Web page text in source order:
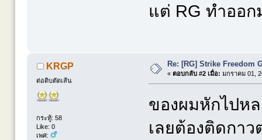
แต่ RG ทำออ
KRGP
ต่อดิบตัดเส้น
กระทู้: 58
Like: 0
เพศ:
Re: [RG] Strike Freedom
« ตอบกลับ #2 เมื่อ: มกราคม 01,
ของผมหักไปห
เลยต้องติดกา